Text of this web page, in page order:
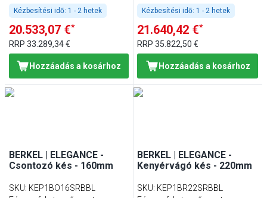
Kézbesítési idő: 1 - 2 hetek
20.533,07 €*
RRP 33.289,34 €
Hozzáadás a kosárhoz
Kézbesítési idő: 1 - 2 hetek
21.640,42 €*
RRP35.822,50 €
Hozzáadás a kosárhoz
BERKEL | ELEGANCE -
Csontozó kés - 160mm
SKU: KEP1BO16SRBBL
BERKEL | ELEGANCE -
Kenyérvágó kés - 220mm
SKU: KEP1BR22SRBBL